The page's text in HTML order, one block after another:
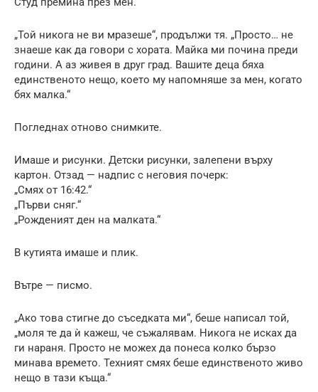
„Той никога не ви мразеше“, продължи тя. „Просто… не
знаеше как да говори с хората. Майка ми почина преди
години. А аз живея в друг град. Вашите деца бяха
единственото нещо, което му напомняше за мен, когато
бях малка.“
Погледнах отново снимките.
Имаше и рисунки. Детски рисунки, залепени върху
картон. Отзад — надпис с неговия почерк:
„Смях от 16:42.“
„Първи сняг.“
„Рожденият ден на малката.“
В кутията имаше и плик.
Вътре — писмо.
„Ако това стигне до съседката ми“, беше написал той,
„моля те да ѝ кажеш, че съжалявам. Никога не исках да
ги нараня. Просто не можех да понеса колко бързо
минава времето. Техният смях беше единственото живо
нещо в тази къща.“